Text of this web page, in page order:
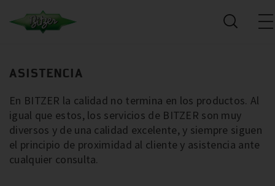
ASISTENCIA
En BITZER la calidad no termina en los productos. Al
igual que estos, los servicios de BITZER son muy
diversos y de una calidad excelente, y siempre siguen
el principio de proximidad al cliente y asistencia ante
cualquier consulta.